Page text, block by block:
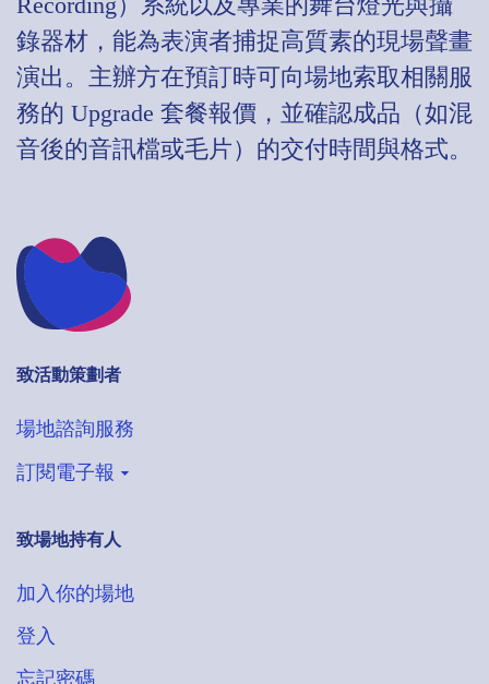
錄器材，能為表演者捕捉高質素的現場聲畫
演出。主辦方在預訂時可向場地索取相關服
務的 Upgrade 套餐報價，並確認成品（如混
音後的音訊檔或毛片）的交付時間與格式。
致活動策劃者
場地諮詢服務
訂閱電子報
登記收取VenueHub電子通訊
搶先獲得最新場地情報
致場地持有人
加入你的場地
登入
忘記密碼